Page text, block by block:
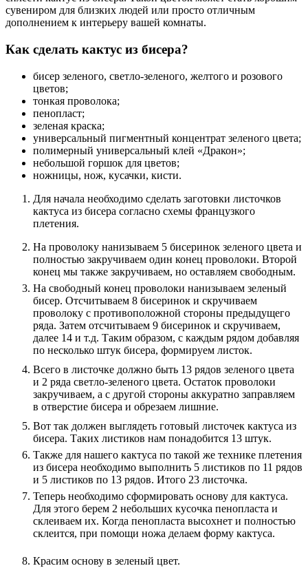
сувениром для близких людей или просто отличным
дополнением к интерьеру вашей комнаты.
Как сделать кактус из бисера?
бисер зеленого, светло-зеленого, желтого и розового
цветов;
тонкая проволока;
пенопласт;
зеленая краска;
универсальный пигментный концентрат зеленого цвета;
полимерный универсальный клей «Дракон»;
небольшой горшок для цветов;
ножницы, нож, кусачки, кисти.
Для начала необходимо сделать заготовки листочков
кактуса из бисера согласно схемы французкого
плетения.
На проволоку нанизываем 5 бисеринок зеленого цвета и
полностью закручиваем один конец проволоки. Второй
конец мы также закручиваем, но оставляем свободным.
На свободный конец проволоки нанизываем зеленый
бисер. Отсчитываем 8 бисеринок и скручиваем
проволоку с противоположной стороны предыдущего
ряда. Затем отсчитываем 9 бисеринок и скручиваем,
далее 14 и т.д. Таким образом, с каждым рядом добавляя
по несколько штук бисера, формируем листок.
Всего в листочке должно быть 13 рядов зеленого цвета
и 2 ряда светло-зеленого цвета. Остаток проволоки
закручиваем, а с другой стороны аккуратно заправляем
в отверстие бисера и обрезаем лишние.
Вот так должен выглядеть готовый листочек кактуса из
бисера. Таких листиков нам понадобится 13 штук.
Также для нашего кактуса по такой же технике плетения
из бисера необходимо выполнить 5 листиков по 11 рядов
и 5 листиков по 13 рядов. Итого 23 листочка.
Теперь необходимо сформировать основу для кактуса.
Для этого берем 2 небольших кусочка пенопласта и
склеиваем их. Когда пенопласта высохнет и полностью
склеится, при помощи ножа делаем форму кактуса.
Красим основу в зеленый цвет.